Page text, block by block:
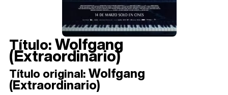
Título:Wolfgang
(Extraordinario)
Título original:Wolfgang
(Extraordinario)